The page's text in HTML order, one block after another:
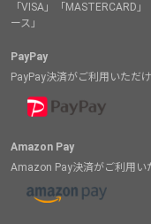
「VISA」「MASTERCARD
ース」
PayPay
PayPay決済がご利用いただけ
Amazon Pay
Amazon Pay決済がご利用い